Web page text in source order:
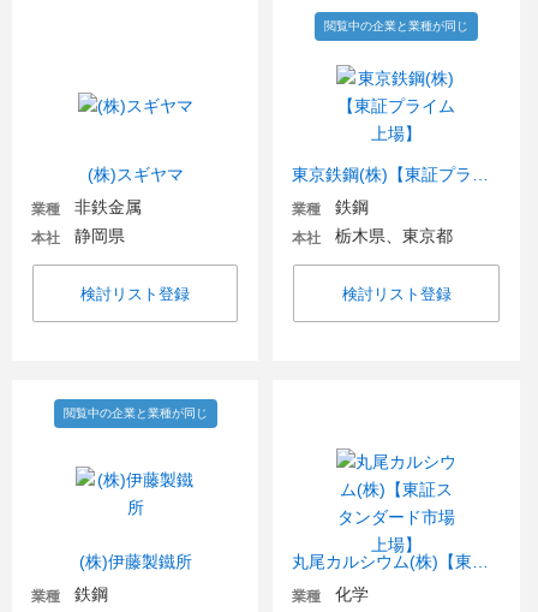
(株)スギヤマ
業種 非鉄金属
本社 静岡県
検討リスト登録
閲覧中の企業と業種が同じ
業種 鉄鋼
本社 栃木県、東京都
検討リスト登録
(株)伊藤製鐵所
閲覧中の企業と業種が同じ
業種 鉄鋼 業種 化学